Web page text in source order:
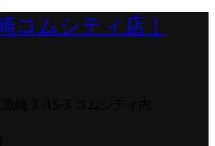
コムシティ店｜